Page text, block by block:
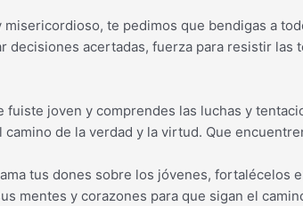
misericordioso, te pedimos que bendigas a
decisiones acertadas, fuerza para resistir las
fuiste joven y comprendes las luchas y
de la verdad y la virtud. Que
tus dones sobre los jóvenes, fortalécelos
mentes y corazones para que sigan el